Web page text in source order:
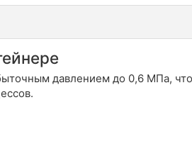
давлением до 0,6 МПа,